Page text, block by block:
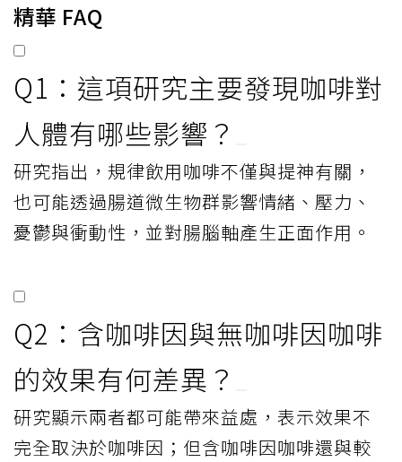
精華 FAQ
Q1：這項研究主要發現咖啡對
人體有哪些影響？
研究指出，規律飲用咖啡不僅與提神有關，
也可能透過腸道微生物群影響情緒、壓力、
憂鬱與衝動性，並對腸腦軸產生正面作用。
Q2：含咖啡因與無咖啡因咖啡
的效果有何差異？
研究顯示兩者都可能帶來益處，表示效果不
完全取決於咖啡因；但含咖啡因咖啡還與較